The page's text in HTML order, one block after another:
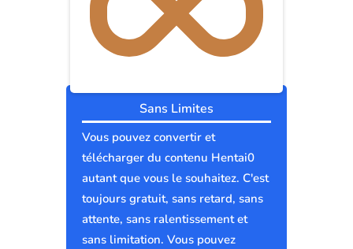
Sans Limites
Vous pouvez convertir et
télécharger du contenu Hentai0
autant que vous le souhaitez. C'est
toujours gratuit, sans retard, sans
attente, sans ralentissement et
sans limitation. Vous pouvez